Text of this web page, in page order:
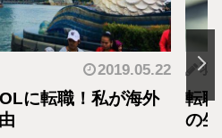
2019.05.22
に転職！私が海外
羽
転
の